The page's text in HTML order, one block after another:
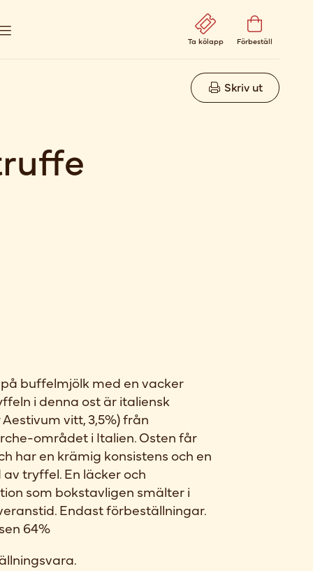
Ta kölapp Förbeställ
Skriv ut
buffelmjölk med en vacker
i denna ost är italiensk
vitt, 3,5%) från
området i Italien. Osten får
har en krämig konsistens och en
tryffel. En läcker och
som bokstavligen smälter i
Endast förbeställningar.
64%